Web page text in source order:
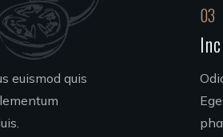
euismod quis
03